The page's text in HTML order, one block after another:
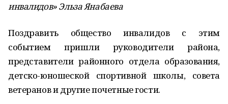
инвалидов» Эльза Янабаева
Поздравить общество инвалидов с этим
событием пришли руководители района,
представители районного отдела образования,
детско-юношеской спортивной школы, совета
ветеранов и другие почетные гости.